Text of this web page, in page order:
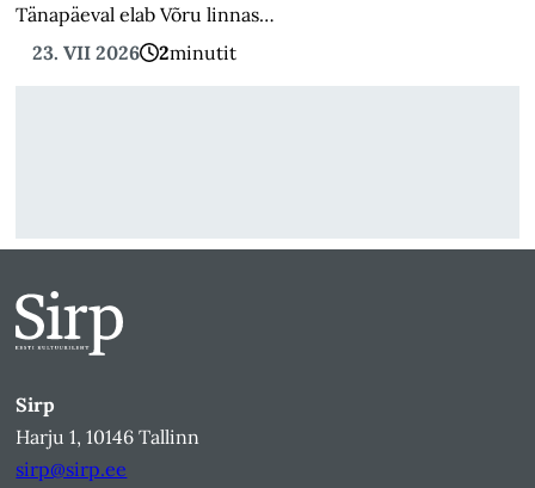
Tänapäeval elab Võru linnas…
23. VII 2026
2minutit
Sirp
Harju 1, 10146 Tallinn
sirp@sirp.ee